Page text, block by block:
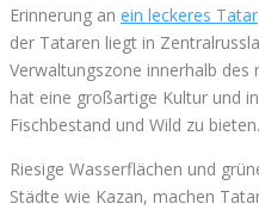
Erinnerung an ein leckeres Tatar
der Tataren liegt in
Verwaltungszone innerhalb des
hat eine großartige Kultur und
Fischbestand und Wild zu bieten.
Riesige Wasserflächen und
Städte wie Kazan, machen